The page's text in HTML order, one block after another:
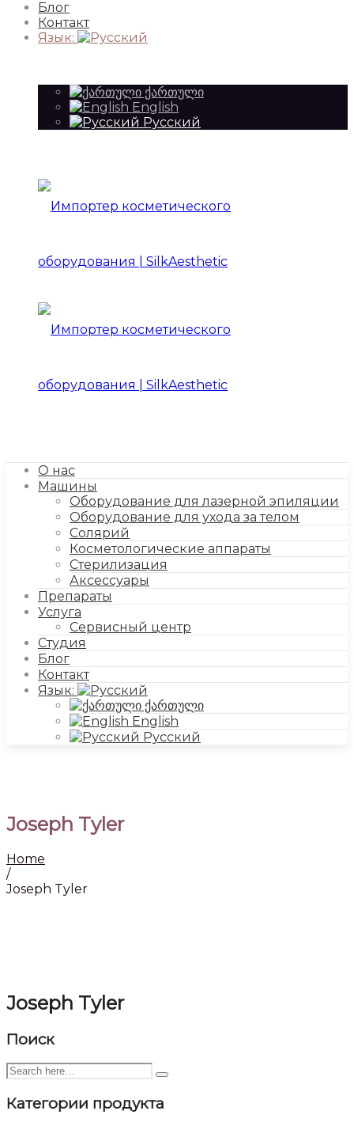
Блог
Контакт
Язык:
ქართული
English
Русский
О нас
Машины
Оборудование для лазерной эпиляции
Оборудование для ухода за телом
Солярий
Косметологические аппараты
Стерилизация
Аксессуары
Препараты
Услуга
Сервисный центр
Студия
Блог
Контакт
Язык:
ქართული
English
Русский
Joseph Tyler
Home
/
Joseph Tyler
Joseph Tyler
Поиск
Категории продукта